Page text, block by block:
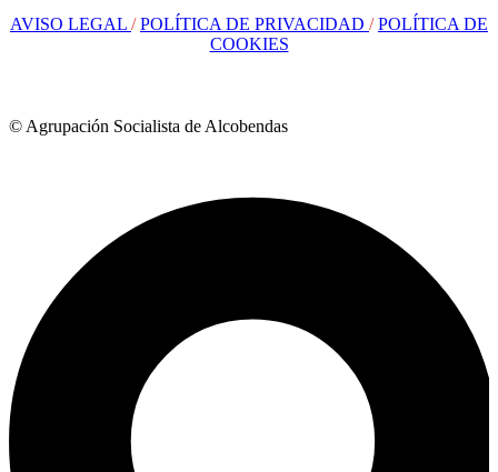
AVISO LEGAL /POLÍTICA DE PRIVACIDAD /POLÍTICA DE
COOKIES
© Agrupación Socialista de Alcobendas